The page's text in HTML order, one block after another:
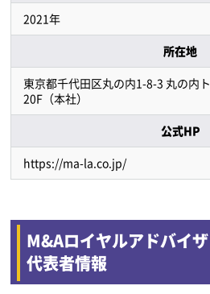
2021年
所在地
東京都千代田区丸の内1-8-3 丸の内
20F（本社）
公式HP
https://ma-la.co.jp/
M&Aロイヤルアドバイ
代表者情報